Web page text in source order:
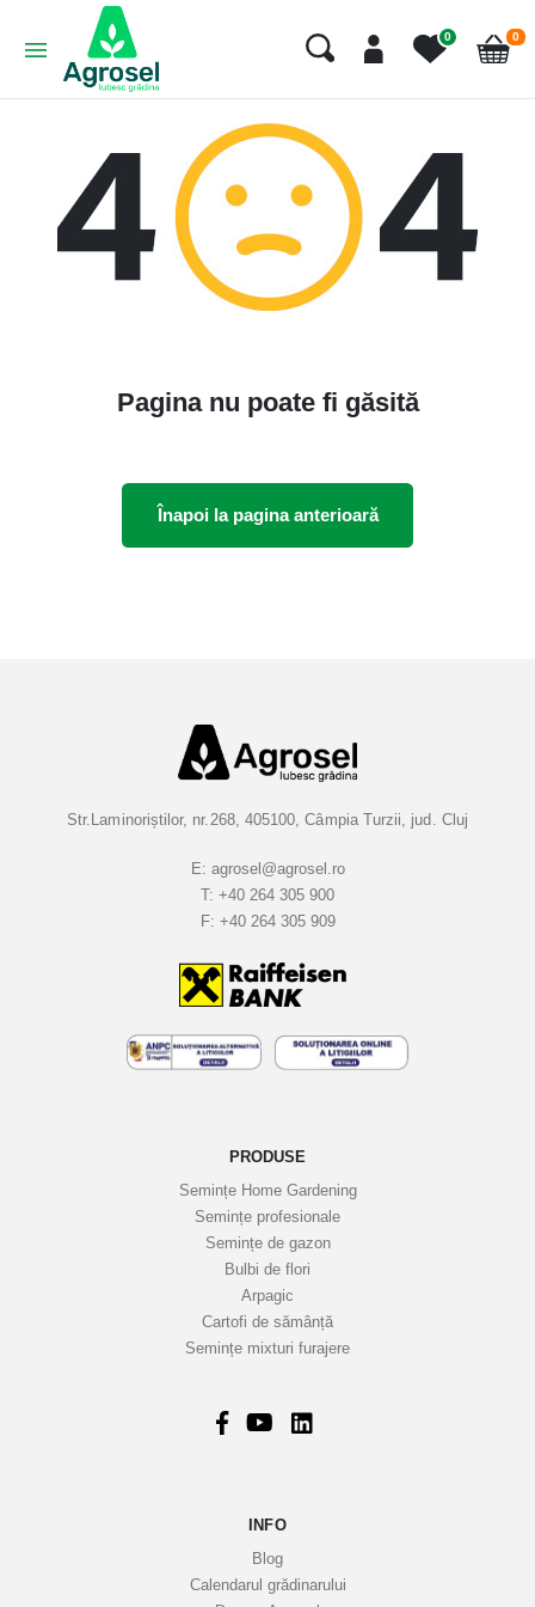
0
Cart
0
Pagina nu poate fi găsită
Înapoi la pagina anterioară
Str.Laminoriștilor, nr.268, 405100, Câmpia Turzii, jud. Cluj
E: agrosel@agrosel.ro
T: +40 264 305 900
F: +40 264 305 909
PRODUSE
Semințe Home Gardening
Semințe profesionale
Semințe de gazon
Bulbi de flori
Arpagic
Cartofi de sămânță
Semințe mixturi furajere
INFO
Blog
Calendarul grădinarului